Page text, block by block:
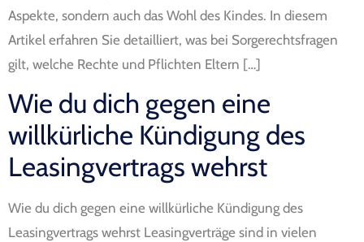
Aspekte, sondern auch das Wohl des Kindes. In diesem
Artikel erfahren Sie detailliert, was bei Sorgerechtsfragen
gilt, welche Rechte und Pflichten Eltern […]
Wie du dich gegen eine
willkürliche Kündigung des
Leasingvertrags wehrst
Wie du dich gegen eine willkürliche Kündigung des
Leasingvertrags wehrst Leasingverträge sind in vielen